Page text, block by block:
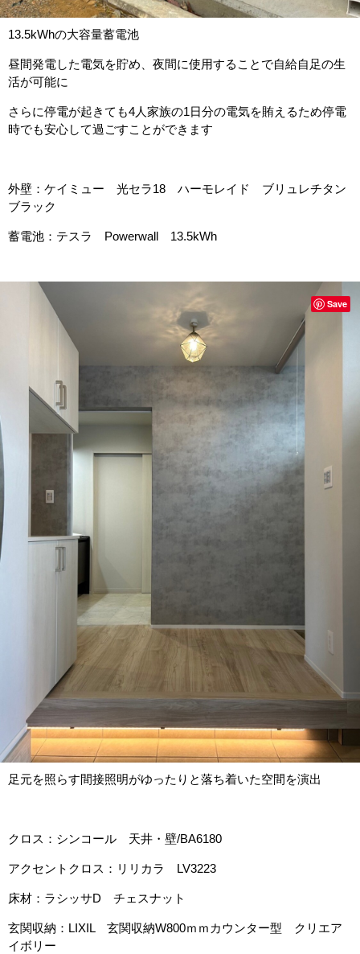
13.5kWhの大容量蓄電池
昼間発電した電気を貯め、夜間に使用することで自給自足の生
活が可能に
さらに停電が起きても4人家族の1日分の電気を賄えるため停電
時でも安心して過ごすことができます
外壁：ケイミュー 光セラ18 ハーモレイド ブリュレチタン
ブラック
蓄電池：テスラ Powerwall 13.5kWh
足元を照らす間接照明がゆったりと落ち着いた空間を演出
クロス：シンコール 天井・壁/BA6180
アクセントクロス：リリカラ LV3223
床材：ラシッサD チェスナット
玄関収納：LIXIL 玄関収納W800ｍｍカウンター型 クリエア
イボリー
Save